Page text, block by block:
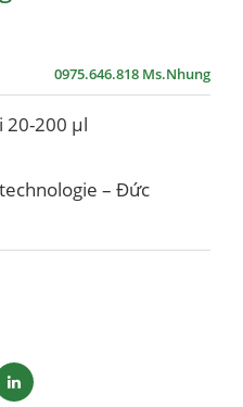
0975.646.818 Ms.Nhung
20-200 μl
– Đức